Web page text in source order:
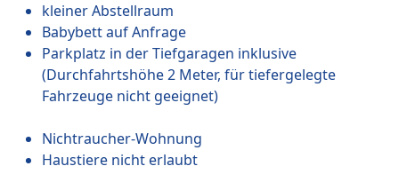
kleiner Abstellraum
Babybett auf Anfrage
Parkplatz in der Tiefgaragen inklusive
(Durchfahrtshöhe 2 Meter, für tiefergelegte
Fahrzeuge nicht geeignet)
Nichtraucher-Wohnung
Haustiere nicht erlaubt